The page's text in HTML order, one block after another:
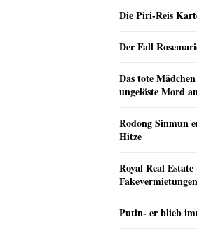
Die Piri-Reis
Der Fall
Das tote
ungelöste Mord
Rodong Sinmun
Hitze
Royal Real
Putin- er blieb